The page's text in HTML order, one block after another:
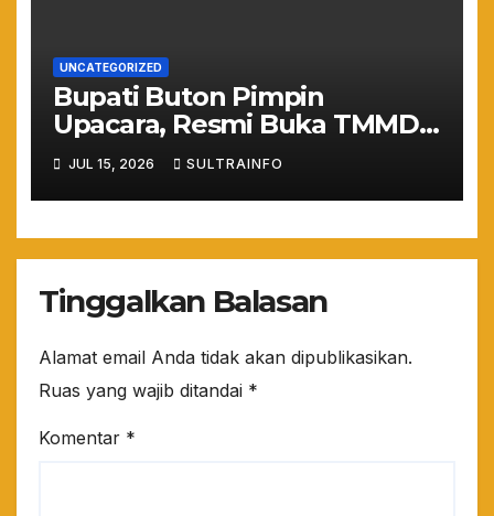
UNCATEGORIZED
Bupati Buton Pimpin
Upacara, Resmi Buka TMMD
ke-129 TA 2026
JUL 15, 2026 SULTRAINFO
Tinggalkan Balasan
Alamat email Anda tidak akan dipublikasikan.
Ruas yang wajib ditandai *
Komentar *